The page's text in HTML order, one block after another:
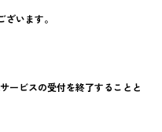
います。
ービスの受付を終了することと